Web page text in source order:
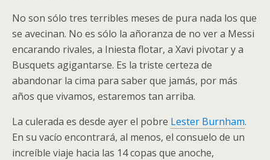
No son sólo tres terribles meses de pura nada los que
se avecinan. No es sólo la añoranza de no ver a Messi
encarando rivales, a Iniesta flotar, a Xavi pivotar y a
Busquets agigantarse. Es la triste certeza de
abandonar la cima para saber que jamás, por más
años que vivamos, estaremos tan arriba.
La culerada es desde ayer el pobre Lester Burnham.
En su vacío encontrará, al menos, el consuelo de un
increíble viaje hacia las 14 copas que anoche,